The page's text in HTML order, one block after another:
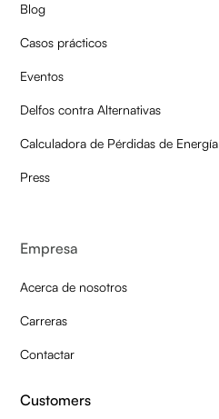
Blog
Casos prácticos
Eventos
Delfos contra Alternativas
Calculadora de Pérdidas de Energía
Press
Empresa
Acerca de nosotros
Carreras
Contactar
Customers